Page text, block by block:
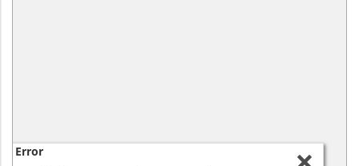
Error